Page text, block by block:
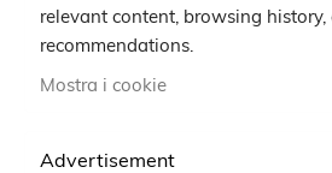
all'inizio
relevant content, browsing
recommendations.
Mostra i cookie
Advertisement